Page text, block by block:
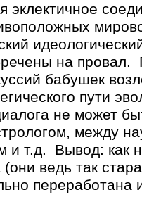
эклектичное
на
бабушек
пути
не
между
и т.д. Вывод: как
(они ведь так
переработана